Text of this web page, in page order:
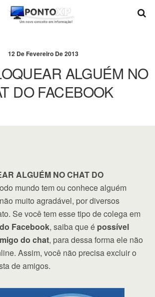
12 De Fevereiro De 2013
ALGUÉM NO
DO FACEBOOK
ALGUÉM NO CHAT DO
mundo tem ou conhece alguém
muito agradável, por diversos
Se você tem esse tipo de colega em
Facebook, saiba que é possível
do chat, para dessa forma ele não
Assim, você não precisa excluir o
de amigos.